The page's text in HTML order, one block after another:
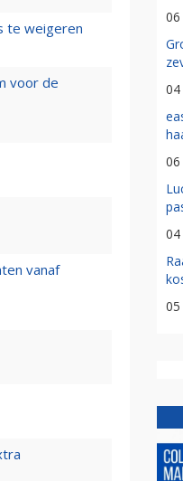
te weigeren
voor de
vanaf
06
04
06
04
05